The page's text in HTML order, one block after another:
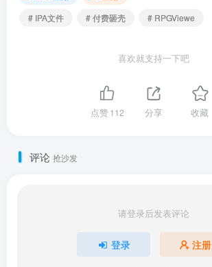
# IPA文件
# 付费砸壳 # RPGViewe
喜欢就支持一下吧
点赞112 分享 收藏
评论 抢沙发
请登录后发表评论
登录 注册